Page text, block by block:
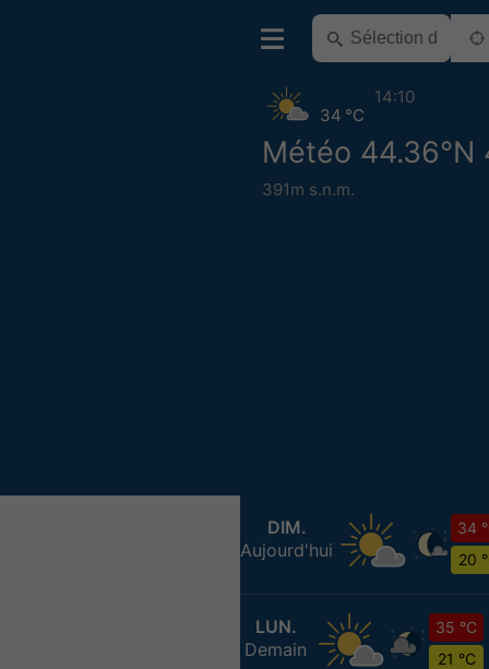
Météo 44.36°N
391m s.n.m.
34 °C
14:10
DIM.
Aujourd'hui
34
20
LUN.
Demain
35 °C
21 °C